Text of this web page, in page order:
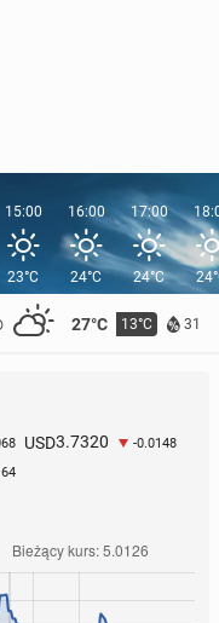
27°C 13°C 31
15:00
23°C
16:00
24°C
17:00
24°C
USD3.7320 -0.0148